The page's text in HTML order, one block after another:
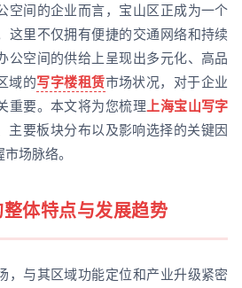
空间的企业而言，宝山区正成为一个
这里不仅拥有便捷的交通网络和持续
公空间的供给上呈现出多元化、高品
域的写字楼租赁市场状况，对于企业
重要。本文将为您梳理 上海宝山写字
主要板块分布以及影响选择的关键因
场脉络。
体特点与发展趋势
，与其区域功能定位和产业升级紧密